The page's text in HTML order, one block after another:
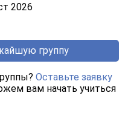
2026
группу
Оставьте заявку
вам начать учиться